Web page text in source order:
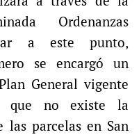
Ordenanzas
a este punto,
se encargó un
General vigente
que no existe la
las parcelas en San